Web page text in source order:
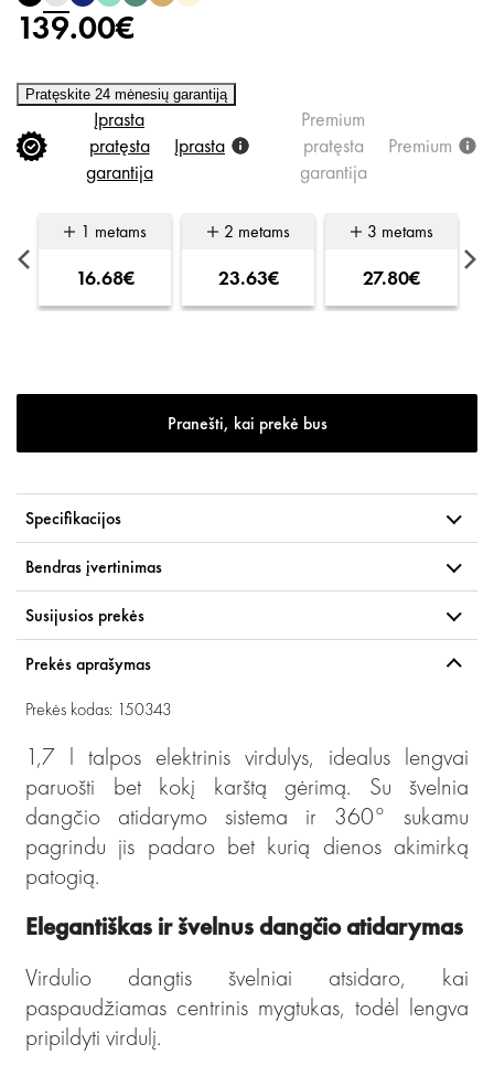
139.00€
Pratęskite 24 mėnesių garantiją
Įprasta
pratęsta
garantija
Įprasta
Premium
pratęsta
garantija
Premium
1 metams
16.68€
2 metams
23.63€
3 metams
27.80€
Pranešti, kai prekė bus
Specifikacijos
Bendras įvertinimas
Susijusios prekės
Prekės aprašymas
Prekės kodas: 150343
1,7 l talpos elektrinis virdulys, idealus lengvai
paruošti bet kokį karštą gėrimą. Su švelnia
dangčio atidarymo sistema ir 360° sukamu
pagrindu jis padaro bet kurią dienos akimirką
patogią.
Elegantiškas ir švelnus dangčio atidarymas
Virdulio dangtis švelniai atsidaro, kai
paspaudžiamas centrinis mygtukas, todėl lengva
pripildyti virdulį.